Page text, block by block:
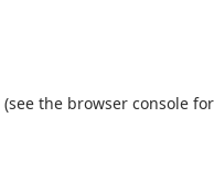
(see the browser consolefor